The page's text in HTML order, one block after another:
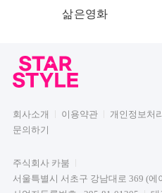
삶은영화
회사소개 이용약관 개인정보처
문의하기
주식회사 카붐
서울특별시 서초구 강남대로 369 (에